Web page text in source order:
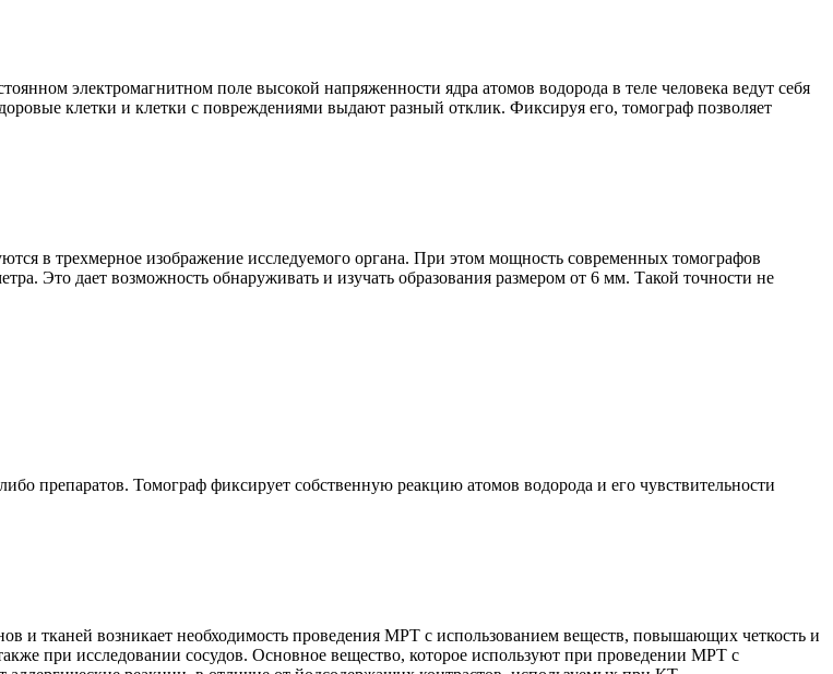
электромагнитном поле высокой напряженности ядра атомов водорода в теле человека ведут себя
клетки и клетки с повреждениями выдают разный отклик. Фиксируя его, томограф позволяет
в трехмерное изображение исследуемого органа. При этом мощность современных томографов
Это дает возможность обнаруживать и изучать образования размером от 6 мм. Такой точности не
препаратов. Томограф фиксирует собственную реакцию атомов водорода и его чувствительности
и тканей возникает необходимость проведения МРТ с использованием веществ, повышающих четкость и
при исследовании сосудов. Основное вещество, которое используют при проведении МРТ с